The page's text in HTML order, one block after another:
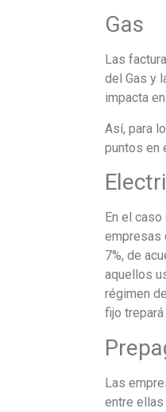
Gas
Las
del Gas y
impacta
Así, para
puntos en
En el
empresas
7%, de
aquellos
régimen
fijo
Las
entre ellas